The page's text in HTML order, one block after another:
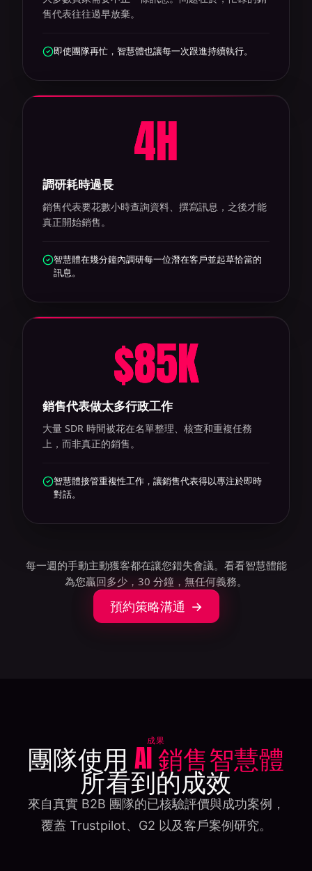
售代表往往過早放棄。
即使團隊再忙，智慧體也讓每一次跟進持續執行。
4H
調研耗時過長
銷售代表要花數小時查詢資料、撰寫訊息，之後才能
真正開始銷售。
智慧體在幾分鐘內調研每一位潛在客戶並起草恰當的
訊息。
$85K
銷售代表做太多行政工作
大量 SDR 時間被花在名單整理、核查和重複任務
上，而非真正的銷售。
智慧體接管重複性工作，讓銷售代表得以專注於即時
對話。
每一週的手動主動獲客都在讓您錯失會議。看看智慧體能
為您贏回多少，30 分鐘，無任何義務。
預約策略溝通
成果
團隊使用 AI 銷售智慧體
所看到的成效
來自真實 B2B 團隊的已核驗評價與成功案例，
覆蓋 Trustpilot、G2 以及客戶案例研究。